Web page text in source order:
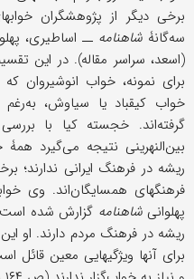
برخی دیگر از پژوهشگران
سه‌‌گانۀشاهنامهــ اساطیری،
(اسعد، سراسر مقاله). در این
برای نمونه، خواب انوشیروان
خواب کیقباد یا سیاوش،
گرفته‌اند. خجسته کیا با
بین‌النهرینی نتیجه می‌گیرد
ریشه در فرهنگ ایرانی ندارند؛
فرهنگهای همسایگان‌اند. وی
پهلوانیشاهنامه گزارش شده است،
ریشه در فرهنگ مردم دارند. او
برای آنها ویژگیهایی معین قائل